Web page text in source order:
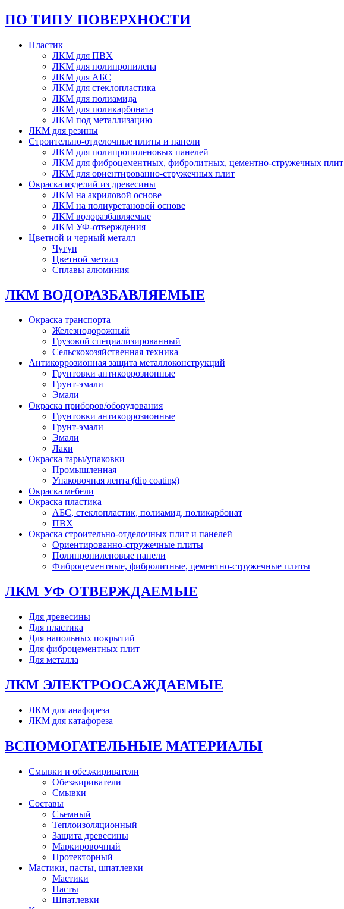
ПО ТИПУ ПОВЕРХНОСТИ
Пластик
ЛКМ для ПВХ
ЛКМ для полипропилена
ЛКМ для АБС
ЛКМ для стеклопластика
ЛКМ для полиамида
ЛКМ для поликарбоната
ЛКМ под металлизацию
ЛКМ для резины
Строительно-отделочные плиты и панели
ЛКМ для полипропиленовых панелей
ЛКМ для фиброцементных, фибролитных, цементно-стружечных плит
ЛКМ для ориентированно-стружечных плит
Окраска изделий из древесины
ЛКМ на акриловой основе
ЛКМ на полиуретановой основе
ЛКМ водоразбавляемые
ЛКМ УФ-отверждения
Цветной и черный металл
Чугун
Цветной металл
Сплавы алюминия
ЛКМ ВОДОРАЗБАВЛЯЕМЫЕ
Окраска транспорта
Железнодорожный
Грузовой специализированный
Сельскохозяйственная техника
Антикоррозионная защита металлоконструкций
Грунтовки антикоррозионные
Грунт-эмали
Эмали
Окраска приборов/оборудования
Грунтовки антикоррозионные
Грунт-эмали
Эмали
Лаки
Окраска тары/упаковки
Промышленная
Упаковочная лента (dip coating)
Окраска мебели
Окраска пластика
АБС, стеклопластик, полиамид, поликарбонат
ПВХ
Окраска строительно-отделочных плит и панелей
Ориентированно-стружечные плиты
Полипропиленовые панели
Фиброцементные, фибролитные, цементно-стружечные плиты
ЛКМ УФ ОТВЕРЖДАЕМЫЕ
Для древесины
Для пластика
Для напольных покрытий
Для фиброцементных плит
Для металла
ЛКМ ЭЛЕКТРООСАЖДАЕМЫЕ
ЛКМ для анафореза
ЛКМ для катафореза
ВСПОМОГАТЕЛЬНЫЕ МАТЕРИАЛЫ
Смывки и обезжириватели
Обезжириватели
Смывки
Составы
Съемный
Теплоизоляционный
Защита древесины
Маркировочный
Протекторный
Мастики, пасты, шпатлевки
Мастики
Пасты
Шпатлевки